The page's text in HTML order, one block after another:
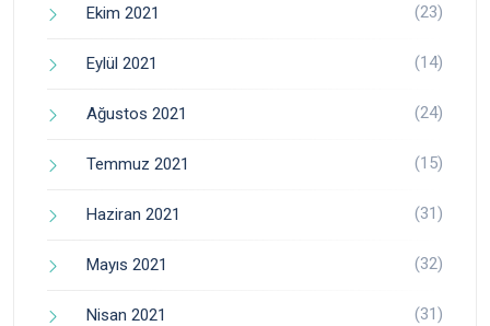
Ekim 2021 (23)
Eylül 2021 (14)
Ağustos 2021 (24)
Temmuz 2021 (15)
Haziran 2021 (31)
Mayıs 2021 (32)
Nisan 2021 (31)